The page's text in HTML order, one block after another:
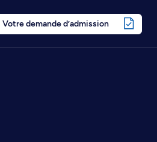
Votre demande d’admission